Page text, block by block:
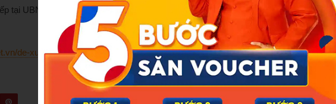
tại UBND xã, thông qua bưu điện hoặc qua cổng dịch vụ công, và mỗi hộ chỉ được
de-xuat-phat-den-20-trieu-dong-neu-lap-dien-mat-troi-mai-nha-khong-thong-bao-